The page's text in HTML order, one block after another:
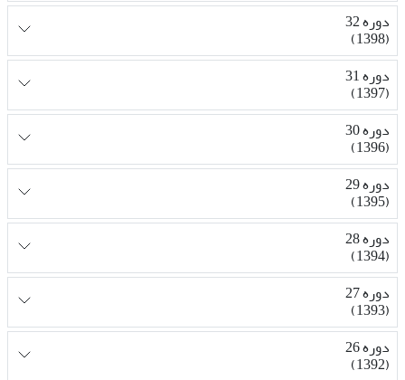
دوره 32
(1398)
دوره 31
(1397)
دوره 30
(1396)
دوره 29
(1395)
دوره 28
(1394)
دوره 27
(1393)
دوره 26
(1392)